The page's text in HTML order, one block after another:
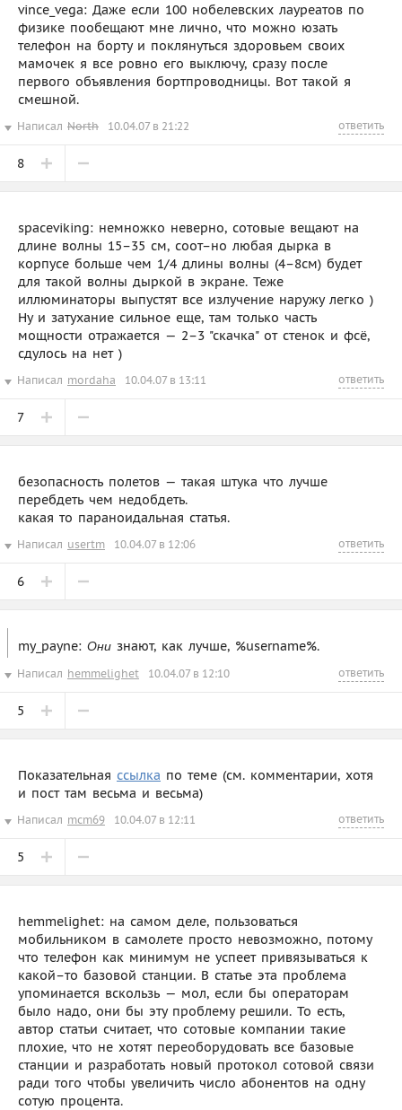
vince_vega: Даже если 100 нобелевских лауреатов по
физике пообещают мне лично, что можно юзать
телефон на борту и поклянуться здоровьем своих
мамочек я все ровно его выключу, сразу после
первого объявления бортпроводницы. Вот такой я
смешной.
Написал North 10.04.07 в 21:22 ответить
8
spaceviking: немножко неверно, сотовые вещают на
длине волны 15–35 см, соот–но любая дырка в
корпусе больше чем 1/4 длины волны (4–8см) будет
для такой волны дыркой в экране. Теже
иллюминаторы выпустят все излучение наружу легко )
Ну и затухание сильное еще, там только часть
мощности отражается — 2–3 "скачка" от стенок и фсё,
сдулось на нет )
Написал mordaha 10.04.07 в 13:11 ответить
7
безопасность полетов — такая штука что лучше
перебдеть чем недобдеть.
какая то параноидальная статья.
Написал usertm 10.04.07 в 12:06 ответить
6
my_payne: Они знают, как лучше, %username%.
Написал hemmelighet 10.04.07 в 12:10 ответить
5
Показательная ссылка по теме (см. комментарии, хотя
и пост там весьма и весьма)
Написал mcm69 10.04.07 в 12:11 ответить
5
hemmelighet: на самом деле, пользоваться
мобильником в самолете просто невозможно, потому
что телефон как минимум не успеет привязываться к
какой–то базовой станции. В статье эта проблема
упоминается вскользь — мол, если бы операторам
было надо, они бы эту проблему решили. То есть,
автор статьи считает, что сотовые компании такие
плохие, что не хотят переоборудовать все базовые
станции и разработать новый протокол сотовой связи
ради того чтобы увеличить число абонентов на одну
сотую процента.